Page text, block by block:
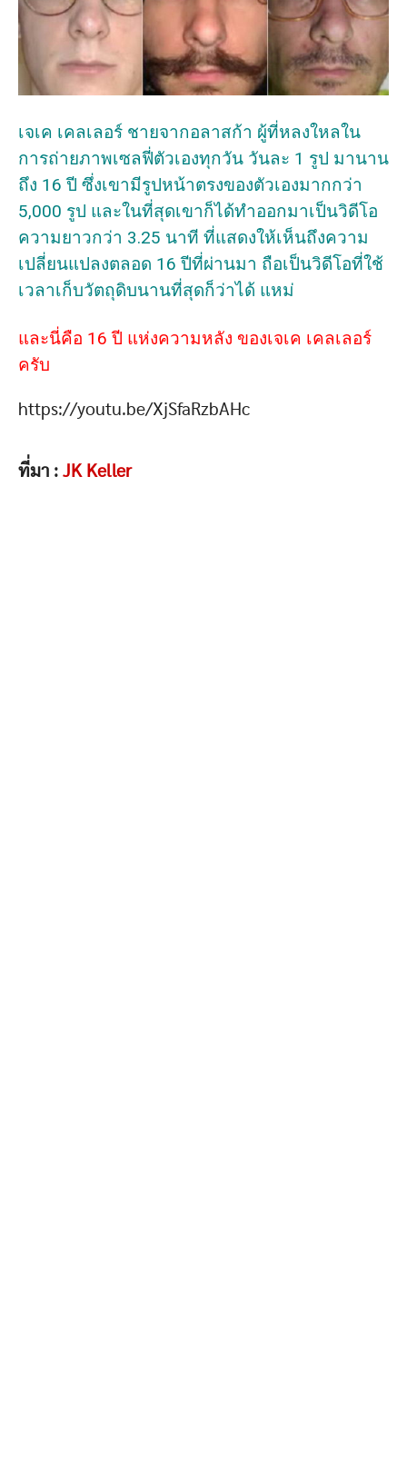
เจเค เคลเลอร์ ชายจากอลาสก้า ผู้ที่หลงใหลใน
การถ่ายภาพเซลฟี่ตัวเองทุกวัน วันละ 1 รูป มานาน
ถึง 16 ปี ซึ่งเขามีรูปหน้าตรงของตัวเองมากกว่า
5,000 รูป และในที่สุดเขาก็ได้ทำออกมาเป็นวิดีโอ
ความยาวกว่า 3.25 นาที ที่แสดงให้เห็นถึงความ
เปลี่ยนแปลงตลอด 16 ปีที่ผ่านมา ถือเป็นวิดีโอที่ใช้
เวลาเก็บวัตถุดิบนานที่สุดก็ว่าได้ แหม่
และนี่คือ 16 ปี แห่งความหลัง ของเจเค เคลเลอร์
ครับ
https://youtu.be/XjSfaRzbAHc
ที่มา : JK Keller